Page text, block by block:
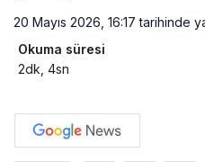
20 Mayıs 2026, 16:17 tarihinde
Okuma süresi
2dk, 4sn